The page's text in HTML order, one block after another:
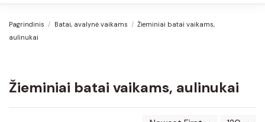
Pagrindinis Batai, avalynė vaikams
Žieminiai batai vaikams,
aulinukai
Žieminiai batai vaikams, aulinukai